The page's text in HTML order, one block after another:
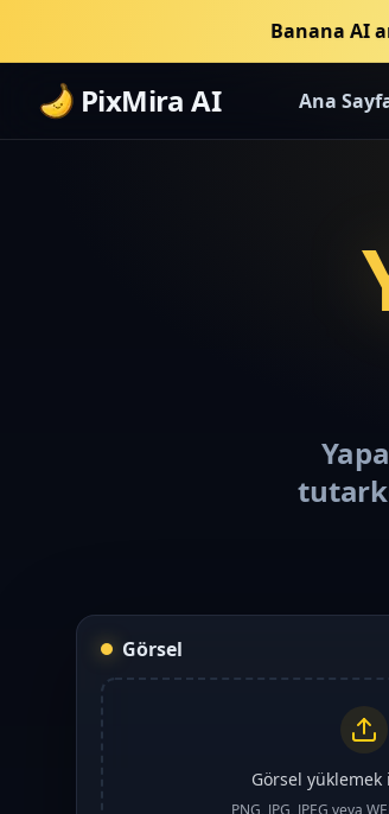
Banana AI
PixMira AI Ana
Görsel
Görsel yüklemek
PNG, JPG, JPEG veya